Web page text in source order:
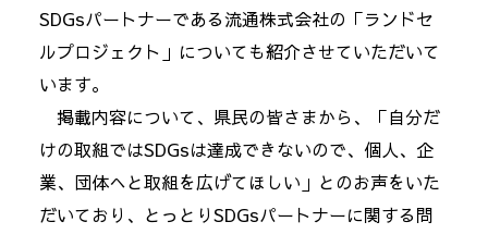
SDGsパートナーである流通株式会社の「ランドセ
ルプロジェクト」についても紹介させていただいて
います。
掲載内容について、県民の皆さまから、「自分だ
けの取組ではSDGsは達成できないので、個人、企
業、団体へと取組を広げてほしい」とのお声をいた
だいており、とっとりSDGsパートナーに関する問